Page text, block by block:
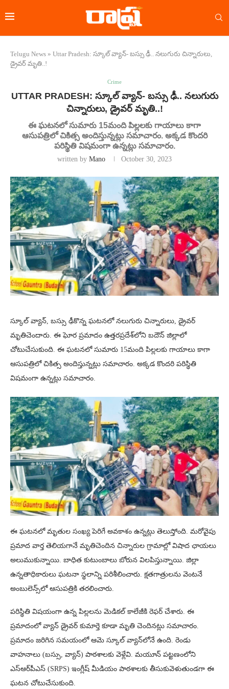
Telugu News » Uttar Pradesh: స్కూల్ వ్యాన్‌- బస్సు ఢీ.. నలుగురు చిన్నారులు,
డ్రైవర్ మృతి..!
Crime
UTTAR PRADESH: స్కూల్ వ్యాన్‌- బస్సు ఢీ.. నలుగురు
చిన్నారులు, డ్రైవర్ మృతి..!
ఈ ఘటనలో సుమారు 15మంది పిల్లలకు గాయాలు కాగా
ఆసుపత్రిలో చికిత్స అందిస్తున్నట్లు సమాచారం. అక్కడ కొందరి
పరిస్థితి విషమంగా ఉన్నట్లు సమాచారం.
written by Mano October 30, 2023
స్కూల్ వ్యాన్, బస్సు ఢీకొన్న ఘటనలో నలుగురు చిన్నారులు, డ్రైవర్
మృతిచెందారు. ఈ ఘోర ప్రమాదం ఉత్తరప్రదేశ్‌లోని బదౌన్ జిల్లాలో
చోటుచేసుకుంది. ఈ ఘటనలో సుమారు 15మంది పిల్లలకు గాయాలు కాగా
ఆసుపత్రిలో చికిత్స అందిస్తున్నట్లు సమాచారం. అక్కడ కొందరి పరిస్థితి
విషమంగా ఉన్నట్లు సమాచారం.
ఈ ఘటనలో మృతుల సంఖ్య పెరిగే అవకాశం ఉన్నట్లు తెలుస్తోంది. మరోవైపు
ప్రమాద వార్త తెలియగానే మృతిచెందిన చిన్నారుల గ్రామాల్లో విషాద ఛాయలు
అలుముకున్నాయి. బాధిత కుటుంబాలు బోరున విలపిస్తున్నాయి. జిల్లా
ఉన్నతాధికారులు ఘటనా స్థలాన్ని పరిశీలించారు. క్షతగాత్రులను వెంటనే
అంబులెన్స్‌లో ఆసుపత్రికి తరలించారు.
పరిస్థితి విషయంగా ఉన్న పిల్లలను మెడికల్ కాలేజీకి రెఫర్ చేశారు. ఈ
ప్రమాదంలో వ్యాన్ డ్రైవర్ కుమార్తె కూడా మృతి చెందినట్లు సమాచారం.
ప్రమాదం జరిగిన సమయంలో ఆమె స్కూల్ వ్యాన్‌లోనే ఉంది. రెండు
వాహనాలు (బస్సు, వ్యాన్) పాఠశాలకు వెళ్లేవి. మయూన్ పట్టణంలోని
ఎస్ఆర్‌పీఎస్ (SRPS) ఇంగ్లీష్ మీడియం పాఠశాలకు తీసుకువెళుతుండగా ఈ
ఘటన చోటుచేసుకుంది.